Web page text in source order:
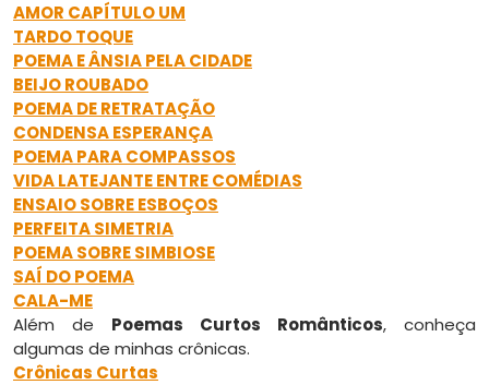
AMOR CAPÍTULO UM
TARDO TOQUE
POEMA E ÂNSIA PELA CIDADE
BEIJO ROUBADO
POEMA DE RETRATAÇÃO
CONDENSA ESPERANÇA
POEMA PARA COMPASSOS
VIDA LATEJANTE ENTRE COMÉDIAS
ENSAIO SOBRE ESBOÇOS
PERFEITA SIMETRIA
POEMA SOBRE SIMBIOSE
SAÍ DO POEMA
CALA-ME
Além de Poemas Curtos Românticos, conheça
algumas de minhas crônicas.
Crônicas Curtas